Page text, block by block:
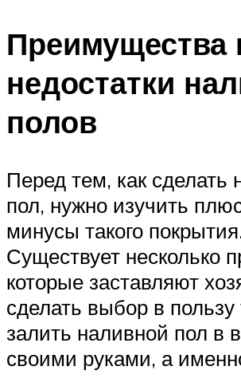
Преимущества
недостатки
полов
Перед тем, как сделать
пол, нужно изучить
минусы такого
Существует несколько
которые заставляют
сделать выбор в пользу
залить наливной пол в
своими руками, а